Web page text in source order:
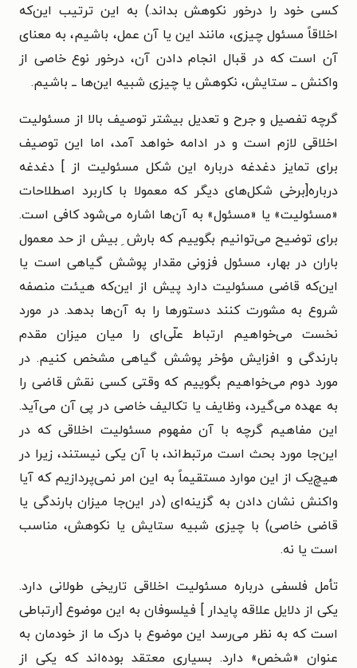
کسی خود را درخور نکوهش بداند.) به این ترتیب این‌که
اخلاقاً مسئول چیزی، مانند این یا آن عمل، باشیم، به معنای
آن است که در قبال انجام دادن آن، درخور نوع خاصی از
واکنش ــ ستایش، نکوهش یا چیزی شبیه این‌ها ــ باشیم.
گرچه تفصیل و جرح و تعدیل بیشتر توصیف بالا از مسئولیت
اخلاقی لازم است و در ادامه خواهد آمد، اما این توصیف
برای تمایز دغدغه درباره این شکل مسئولیت از ] دغدغه
درباره[برخی شکل‌های دیگر که معمولا با کاربرد اصطلاحات
«مسئولیت» یا «مسئول» به آن‌ها اشاره می‌شود کافی است.
برای توضیح می‌توانیم بگوییم که بارش ِ بیش از حد معمول
باران در بهار، مسئول فزونی مقدار پوشش گیاهی است یا
این‌که قاضی مسئولیت دارد پیش از این‌که هیئت منصفه
شروع به مشورت کنند دستورها را به آن‌ها بدهد. در مورد
نخست می‌خواهیم ارتباط علّی‌ای را میان میزان مقدم
بارندگی و افزایش مؤخر پوشش گیاهی مشخص کنیم. در
مورد دوم می‌خواهیم بگوییم که وقتی کسی نقش قاضی را
به عهده می‌گیرد، وظایف یا تکالیف خاصی در پی آن می‌آید.
این مفاهیم گرچه با آن مفهوم مسئولیت اخلاقی که در
این‌جا مورد بحث است مرتبط‌اند، با آن یکی نیستند، زیرا در
هیچ‌یک از این موارد مستقیماً به این امر نمی‌پردازیم که آیا
واکنش نشان دادن به گزینه‌ای (در این‌جا میزان بارندگی یا
قاضی خاصی) با چیزی شبیه ستایش یا نکوهش، مناسب
است یا نه.
تأمل فلسفی درباره مسئولیت اخلاقی تاریخی طولانی دارد.
یکی از دلایل علاقه پایدار ] فیلسوفان به این موضوع [ارتباطی
است که به نظر می‌رسد این موضوع با درک ما از خودمان به
عنوان «شخص» دارد. بسیاری معتقد بوده‌اند که یکی از